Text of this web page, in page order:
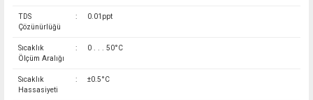
TDS
Çözünürlüğü
: 0.01ppt
Sıcaklık
Ölçüm Aralığı
: 0 . . . 50°C
Sıcaklık
Hassasiyeti
: ±0.5°C